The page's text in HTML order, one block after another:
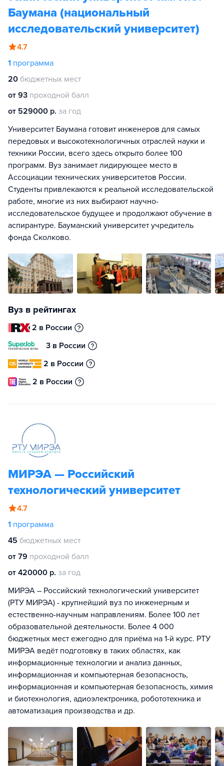
Баумана (национальный
исследовательский университет)
4.7
1 программа
20 бюджетных мест
от 93 проходной балл
от 529000 р. за год
Университет Баумана готовит инженеров для самых
передовых и высокотехнологичных отраслей науки и
техники России, всего здесь открыто более 100
программ. Вуз занимает лидирующее место в
Ассоциации технических университетов России.
Студенты привлекаются к реальной исследовательской
работе, многие из них выбирают научно-
исследовательское будущее и продолжают обучение в
аспирантуре. Бауманский университет учредитель
фонда Сколково.
Вуз в рейтингах
2 в России
3 в России
2 в России
2 в России
МИРЭА — Российский
технологический университет
4.7
1 программа
45 бюджетных мест
от 79 проходной балл
от 420000 р. за год
МИРЭА – Российский технологический университет
(РТУ МИРЭА) - крупнейший вуз по инженерным и
естественно-научным направлениям. Более 100 лет
образовательной деятельности. Более 4 000
бюджетных мест ежегодно для приёма на 1-й курс. РТУ
МИРЭА ведёт подготовку в таких областях, как
информационные технологии и анализ данных,
информационная и компьютерная безопасность,
информационная и компьютерная безопасность, химия
и биотехнология, адиоэлектроника, робототехника и
автоматизация производства и др.